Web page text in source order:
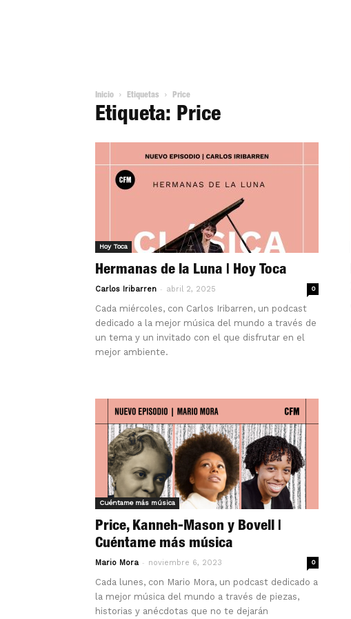
Inicio Etiquetas Price
Etiqueta: Price
Hoy Toca
Hermanas de la Luna | Hoy Toca
Carlos Iribarren - abril 2, 2025 0
Cada miércoles, con Carlos Iribarren, un podcast
dedicado a la mejor música del mundo a través de
un tema y un invitado con el que disfrutar en el
mejor ambiente.
Cuéntame más música
Price, Kanneh-Mason y Bovell |
Cuéntame más música
Mario Mora - noviembre 6, 2023 0
Cada lunes, con Mario Mora, un podcast dedicado a
la mejor música del mundo a través de piezas,
historias y anécdotas que no te dejarán